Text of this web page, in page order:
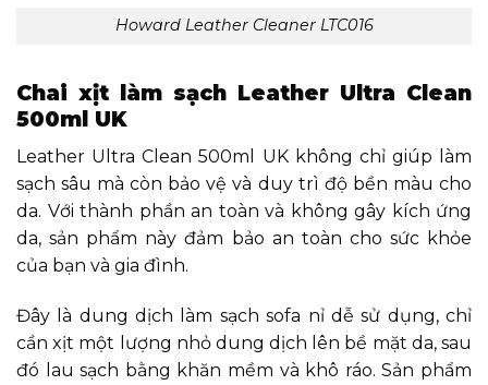
Howard Leather Cleaner LTC016
Chai xịt làm sạch Leather Ultra Clean
500ml UK
Leather Ultra Clean 500ml UK không chỉ giúp làm
sạch sâu mà còn bảo vệ và duy trì độ bền màu cho
da. Với thành phần an toàn và không gây kích ứng
da, sản phẩm này đảm bảo an toàn cho sức khỏe
của bạn và gia đình.
Đây là dung dịch làm sạch sofa nỉ dễ sử dụng, chỉ
cần xịt một lượng nhỏ dung dịch lên bề mặt da, sau
đó lau sạch bằng khăn mềm và khô ráo. Sản phẩm